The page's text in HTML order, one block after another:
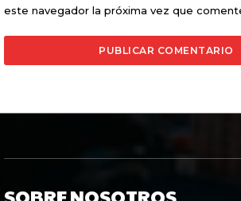
este navegador la próxima vez que